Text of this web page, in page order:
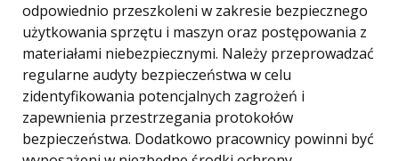
odpowiednio przeszkoleni w zakresie bezpiecznego
użytkowania sprzętu i maszyn oraz postępowania z
materiałami niebezpiecznymi. Należy przeprowadzać
regularne audyty bezpieczeństwa w celu
zidentyfikowania potencjalnych zagrożeń i
zapewnienia przestrzegania protokołów
bezpieczeństwa. Dodatkowo pracownicy powinni być